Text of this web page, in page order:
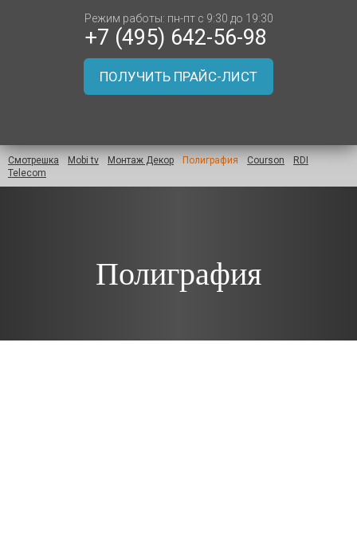
Режим работы: пн-пт с 9:30 до 19:30
+7 (495) 642-56-98
ПОЛУЧИТЬ ПРАЙС-ЛИСТ
Смотрешка Mobi tv Монтаж Декор Полиграфия Courson
RDI
Telecom
Полиграфия